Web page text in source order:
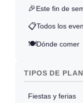
🎉Este fin de
📋Todos los
🍽️Dónde comer
TIPOS DE PLAN
Fiestas y ferias